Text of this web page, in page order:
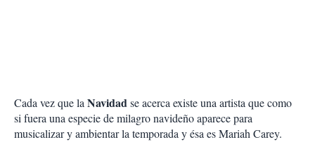
Cada vez que laNavidadse acerca existe una artista que como
si fuera una especie de milagro navideño aparece para
musicalizar y ambientar la temporada y ésa es Mariah Carey.